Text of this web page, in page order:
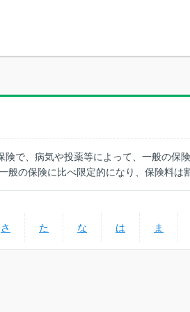
で、病気や投薬等によって、一般の保
の保険に比べ限定的になり、保険料は
さ た な は ま